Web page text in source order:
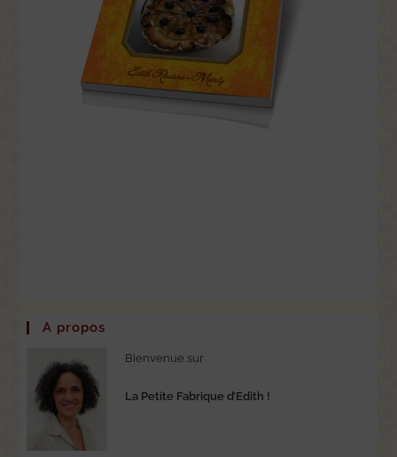
A propos
Bienvenue sur
La Petite Fabrique d’Edith !